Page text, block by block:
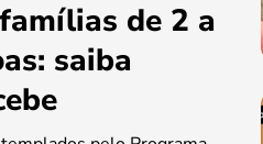
de 2 a
saiba